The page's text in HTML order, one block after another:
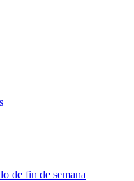
de fin de semana